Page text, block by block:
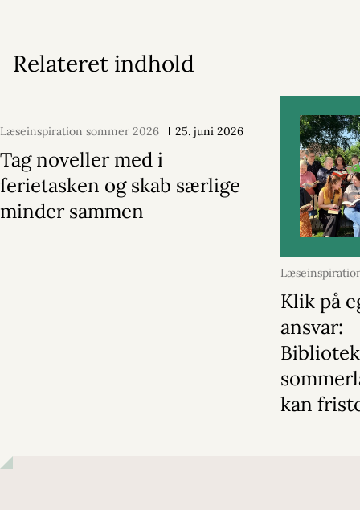
Relateret indhold
Læseinspiration sommer 2026 25. juni 2026
Tag noveller med i
ferietasken og skab særlige
minder sammen
24. juni
Klik på
ansvar:
kan